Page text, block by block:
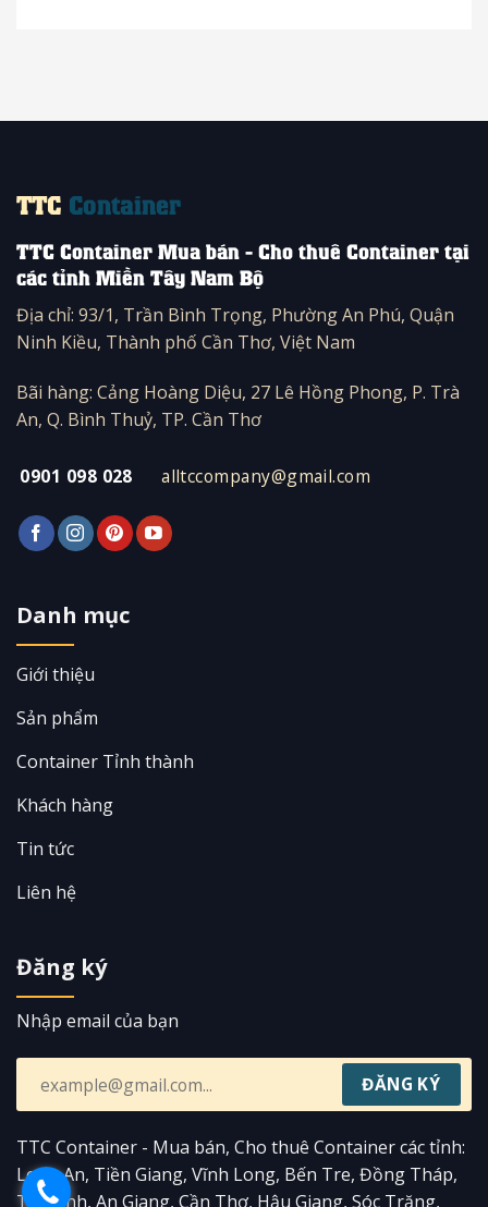
TTC Container
TTC Container Mua bán - Cho thuê Container tại
các tỉnh Miền Tây Nam Bộ
Địa chỉ: 93/1, Trần Bình Trọng, Phường An Phú, Quận
Ninh Kiều, Thành phố Cần Thơ, Việt Nam
Bãi hàng: Cảng Hoàng Diệu, 27 Lê Hồng Phong, P. Trà
An, Q. Bình Thuỷ, TP. Cần Thơ
0901 098 028 alltccompany@gmail.com
Danh mục
Giới thiệu
Sản phẩm
Container Tỉnh thành
Khách hàng
Tin tức
Liên hệ
Đăng ký
Nhập email của bạn
TTC Container - Mua bán, Cho thuê Container các tỉnh:
Long An, Tiền Giang, Vĩnh Long, Bến Tre, Đồng Tháp,
Trà Vinh, An Giang, Cần Thơ, Hậu Giang, Sóc Trăng,